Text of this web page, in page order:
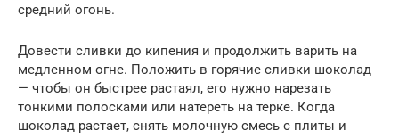
средний огонь.
Довести сливки до кипения и продолжить варить на
медленном огне. Положить в горячие сливки шоколад
— чтобы он быстрее растаял, его нужно нарезать
тонкими полосками или натереть на терке. Когда
шоколад растает, снять молочную смесь с плиты и